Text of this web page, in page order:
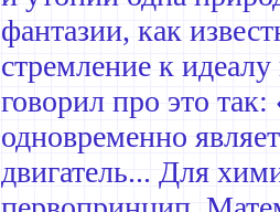
фантазии, как
стремление к
говорил про это
одновременно
двигатель... Для